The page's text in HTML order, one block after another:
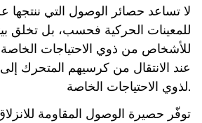
لا تساعد حصائر الوصول التي ننتجها
للمعينات الحركية فحسب، بل تخلق بيئة
للأشخاص من ذوي الاحتياجات الخاصة
عند الانتقال من كرسيهم المتحرك
لذوي الاحتياجات الخاصة.
توفّر حصيرة الوصول المقاومة